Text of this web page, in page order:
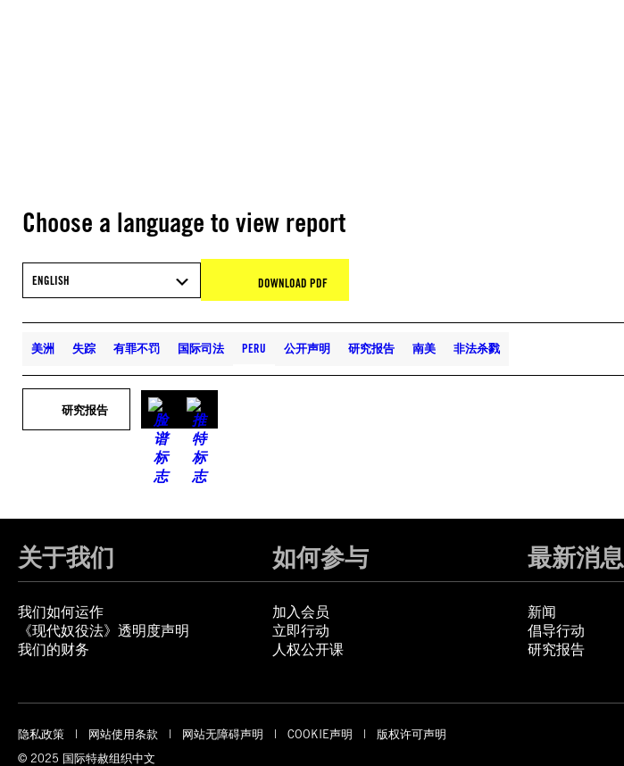
Choose a language to view report
ENGLISH DOWNLOAD PDF
美洲 失踪 有罪不罚 国际司法 PERU 公开声明 研究报告 南美 非法杀戮
研究报告
关于我们
我们如何运作
《现代奴役法》透明度声明
我们的财务
如何参与
加入会员
立即行动
人权公开课
最新消息
新闻
倡导行动
研究报告
隐私政策 网站使用条款 网站无障碍声明 COOKIE声明
版权许可声明
© 2025 国际特赦组织中文